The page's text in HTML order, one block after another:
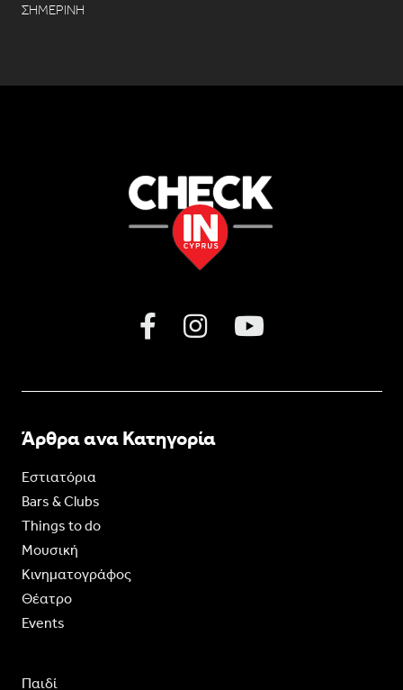
ΣΗΜΕΡΙΝΗ
Άρθρα ανα Κατηγορία
Εστιατόρια
Bars & Clubs
Things to do
Moυσική
Κινηματογράφος
Θέατρο
Events
Παιδί